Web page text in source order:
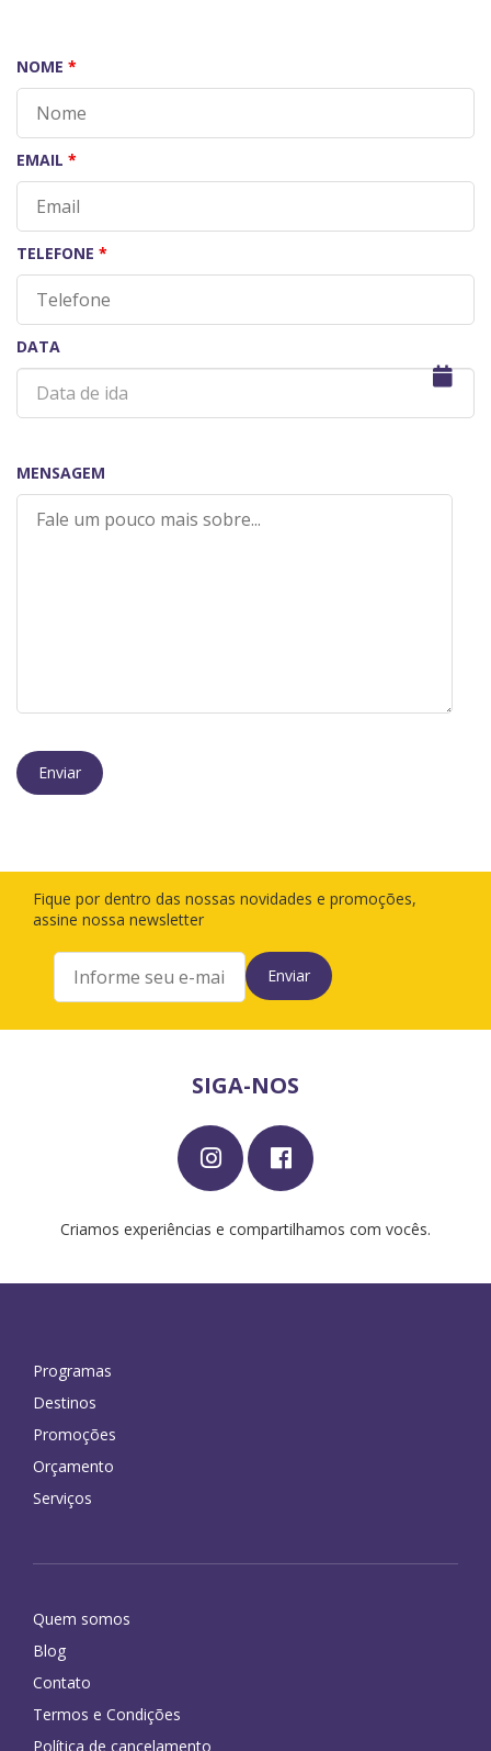
NOME *
EMAIL *
TELEFONE *
DATA
MENSAGEM
Fique por dentro das nossas novidades e promoções,
assine nossa newsletter
SIGA-NOS
Criamos experiências e compartilhamos com vocês.
Programas
Destinos
Promoções
Orçamento
Serviços
Quem somos
Blog
Contato
Termos e Condições
Política de cancelamento